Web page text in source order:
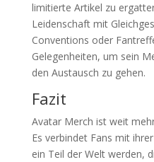
limitierte Artikel zu
Leidenschaft mit
Conventions oder
Gelegenheiten, um sein
den Austausch zu gehen.
Fazit
Avatar Merch ist weit
Es verbindet Fans mit
ein Teil der Welt werden,